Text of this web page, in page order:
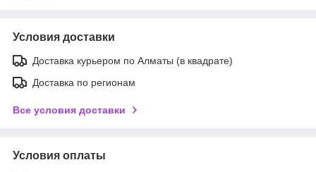
Условия доставки
Доставка курьером по Алматы (в квадрате)
Доставка по регионам
Все условия доставки
Условия оплаты